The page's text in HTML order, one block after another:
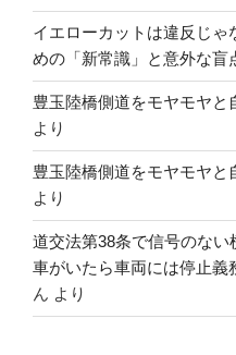
イエローカットは違反じゃ
めの「新常識」と意外な盲
豊玉陸橋側道をモヤモヤと
より
豊玉陸橋側道をモヤモヤと
より
道交法第38条で信号のな
車がいたら車両には停止義
ん より